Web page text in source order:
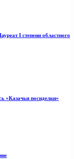
I степени областного
«Казачьи посиделки»